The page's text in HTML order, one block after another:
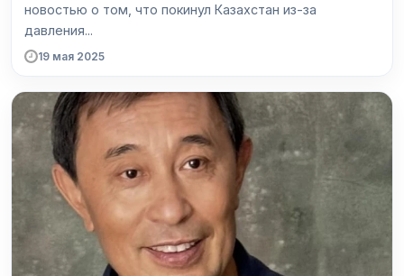
новостью о том, что покинул Казахстан из-за
давления...
19 мая 2025